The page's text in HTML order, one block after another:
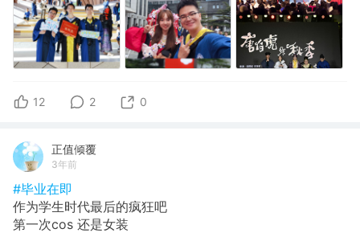
12 2 0
正值倾覆
3年前
#毕业在即
作为学生时代最后的疯狂吧
第一次cos 还是女装